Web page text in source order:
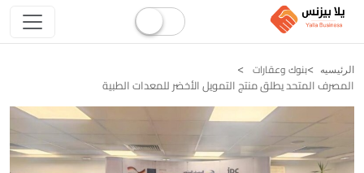
الرئيسيه بنوك وعقارات
المصرف المتحد يطلق منتج التمويل الأخضر للمعدات الطبية